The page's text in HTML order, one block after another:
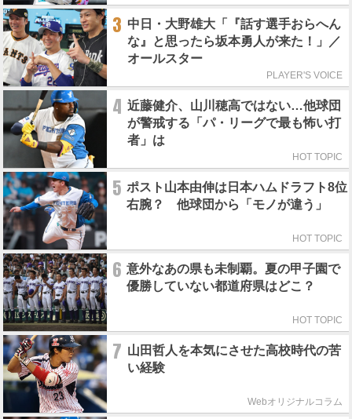
3 中日・大野雄大「『話す選手おらへん
な』と思ったら坂本勇人が来た！」／
オールスター
PLAYER'S VOICE
4 近藤健介、山川穂高ではない…他球団
が警戒する「パ・リーグで最も怖い打
者」は
HOT TOPIC
5 ポスト山本由伸は日本ハムドラフト8位
右腕？ 他球団から「モノが違う」
HOT TOPIC
6 意外なあの県も未制覇。夏の甲子園で
優勝していない都道府県はどこ？
HOT TOPIC
7 山田哲人を本気にさせた高校時代の苦
い経験
Webオリジナルコラム